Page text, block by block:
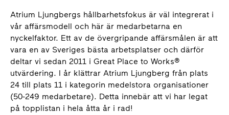
Atrium Ljungbergs hållbarhetsfokus är väl integrerat i
vår affärsmodell och här är medarbetarna en
nyckelfaktor. Ett av de övergripande affärsmålen är att
vara en av Sveriges bästa arbetsplatser och därför
deltar vi sedan 2011 i Great Place to Works®
utvärdering. I år klättrar Atrium Ljungberg från plats
24 till plats 11 i kategorin medelstora organisationer
(50-249 medarbetare). Detta innebär att vi har legat
på topplistan i hela åtta år i rad!